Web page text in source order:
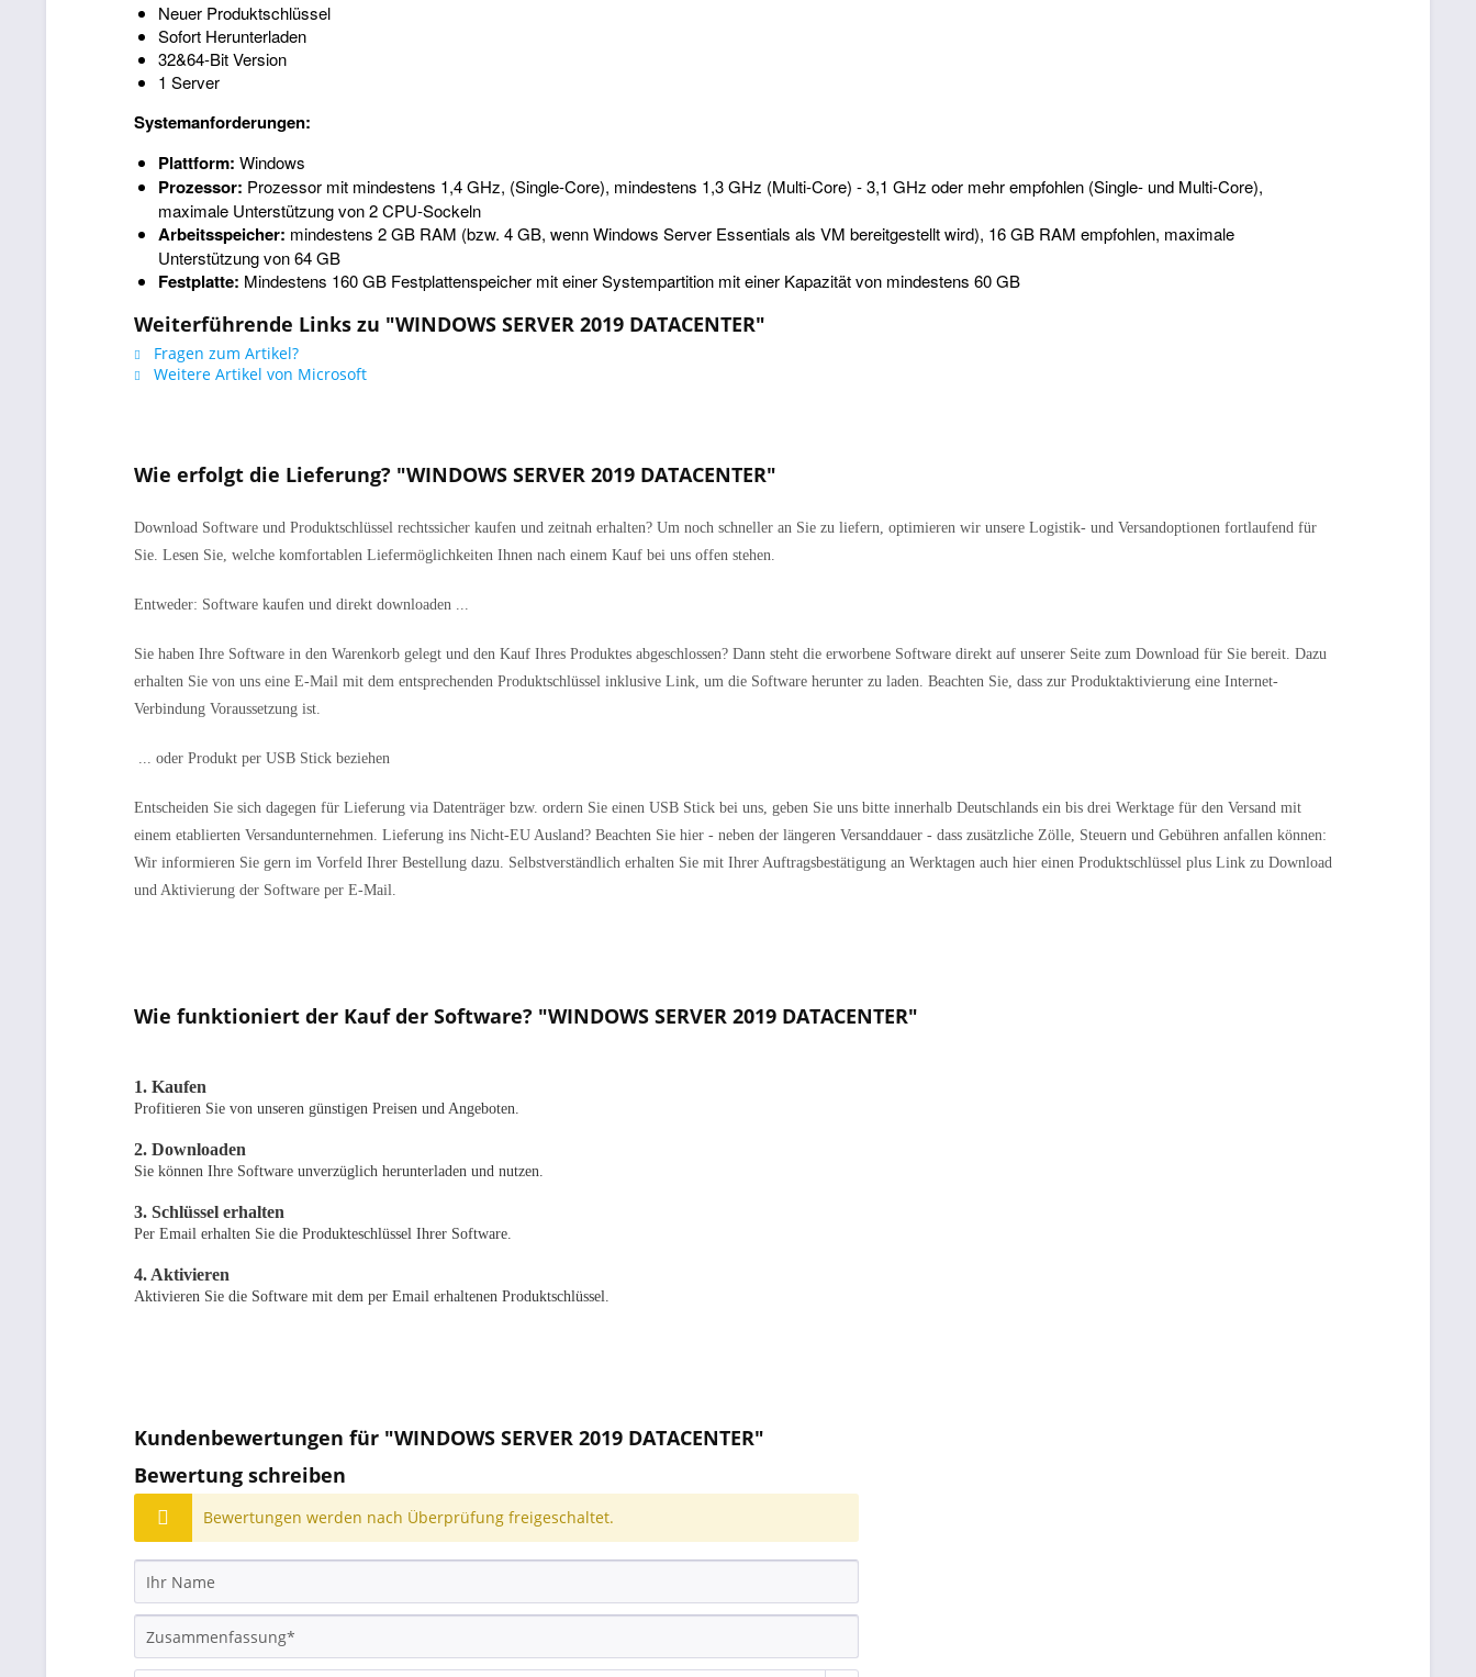
Neuer Produktschlüssel
Sofort Herunterladen
32&64-Bit Version
1 Server
Systemanforderungen:
Plattform: Windows
Prozessor: Prozessor mit mindestens 1,4 GHz, (Single-Core), mindestens 1,3 GHz (Multi-Core) - 3,1 GHz oder mehr empfohlen (Single- und Multi-Core),
maximale Unterstützung von 2 CPU-Sockeln
Arbeitsspeicher: mindestens 2 GB RAM (bzw. 4 GB, wenn Windows Server Essentials als VM bereitgestellt wird), 16 GB RAM empfohlen, maximale
Unterstützung von 64 GB
Festplatte: Mindestens 160 GB Festplattenspeicher mit einer Systempartition mit einer Kapazität von mindestens 60 GB
Weiterführende Links zu "WINDOWS SERVER 2019 DATACENTER"
Fragen zum Artikel?
Weitere Artikel von Microsoft
Wie erfolgt die Lieferung? "WINDOWS SERVER 2019 DATACENTER"
Download Software und Produktschlüssel rechtssicher kaufen und zeitnah erhalten? Um noch schneller an Sie zu liefern, optimieren wir unsere Logistik- und Versandoptionen fortlaufend für
Sie. Lesen Sie, welche komfortablen Liefermöglichkeiten Ihnen nach einem Kauf bei uns offen stehen.
Entweder: Software kaufen und direkt downloaden ...
Sie haben Ihre Software in den Warenkorb gelegt und den Kauf Ihres Produktes abgeschlossen? Dann steht die erworbene Software direkt auf unserer Seite zum Download für Sie bereit. Dazu
erhalten Sie von uns eine E-Mail mit dem entsprechenden Produktschlüssel inklusive Link, um die Software herunter zu laden. Beachten Sie, dass zur Produktaktivierung eine Internet-
Verbindung Voraussetzung ist.
... oder Produkt per USB Stick beziehen
Entscheiden Sie sich dagegen für Lieferung via Datenträger bzw. ordern Sie einen USB Stick bei uns, geben Sie uns bitte innerhalb Deutschlands ein bis drei Werktage für den Versand mit
einem etablierten Versandunternehmen. Lieferung ins Nicht-EU Ausland? Beachten Sie hier - neben der längeren Versanddauer - dass zusätzliche Zölle, Steuern und Gebühren anfallen können:
Wir informieren Sie gern im Vorfeld Ihrer Bestellung dazu. Selbstverständlich erhalten Sie mit Ihrer Auftragsbestätigung an Werktagen auch hier einen Produktschlüssel plus Link zu Download
und Aktivierung der Software per E-Mail.
Wie funktioniert der Kauf der Software? "WINDOWS SERVER 2019 DATACENTER"
1. Kaufen
Profitieren Sie von unseren günstigen Preisen und Angeboten.
2. Downloaden
Sie können Ihre Software unverzüglich herunterladen und nutzen.
3. Schlüssel erhalten
Per Email erhalten Sie die Produkteschlüssel Ihrer Software.
4. Aktivieren
Aktivieren Sie die Software mit dem per Email erhaltenen Produktschlüssel.
Kundenbewertungen für "WINDOWS SERVER 2019 DATACENTER"
Bewertung schreiben
Bewertungen werden nach Überprüfung freigeschaltet.